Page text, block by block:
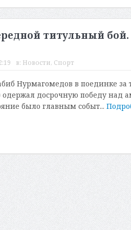
титульный бой.
в: Новости, Спорт
Нурмагомедов в поединке за
одержал досрочную победу
было главным событ...